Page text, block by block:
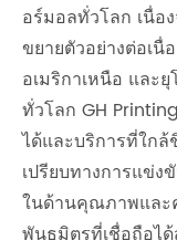
อร์มอลทั่วโลก เนื่อ
ขยายตัวอย่างต่อเนื่
อเมริกาเหนือ และ
ทั่วโลก GH
ได้และบริการที่ใก
เปรียบทางการแข่
ในด้านคุณภาพและ
พันธมิตรที่เชื่อถือไ